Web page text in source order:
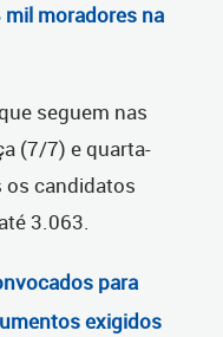
mil moradores na
seguem nas
(7/7) e quarta-
candidatos
3.063.
para
exigidos